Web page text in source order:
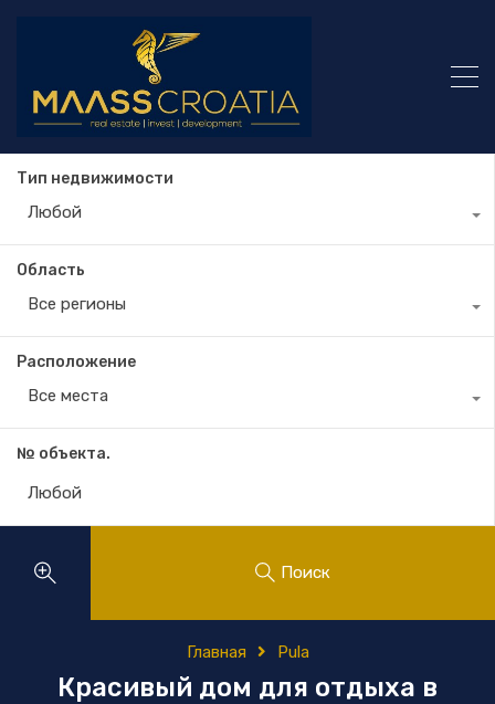
Тип недвижимости
Любой
Область
Все регионы
Расположение
Все места
№ объекта.
Поиск
Главная Pula
Красивый дом для отдыха в